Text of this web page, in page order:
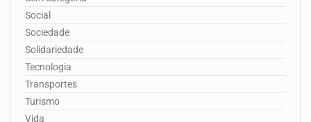
Social
Sociedade
Solidariedade
Tecnologia
Transportes
Turismo
Vida